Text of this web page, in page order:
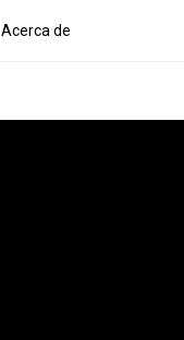
Acerca de